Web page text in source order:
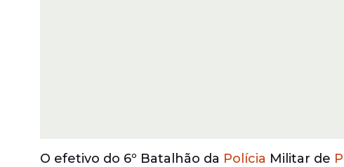
O efetivo do 6º Batalhão da Polícia Militar de